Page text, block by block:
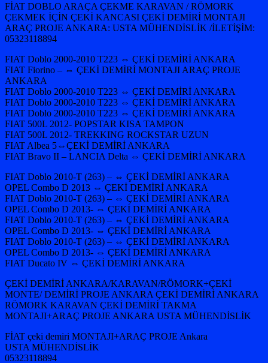
FİAT DOBLO ARAÇA ÇEKME KARAVAN / RÖMORK
ÇEKMEK İÇİN ÇEKİ KANCASI ÇEKİ DEMİRİ MONTAJI
ARAÇ PROJE ANKARA: USTA MÜHENDİSLİK /İLETİŞİM:
05323118894
FIAT Doblo 2000-2010 T223 ⇔ ÇEKİ DEMİRİ ANKARA
FIAT Fiorino – ⇔ ÇEKİ DEMİRİ MONTAJI ARAÇ PROJE
ANKARA
FIAT Doblo 2000-2010 T223 ⇔ ÇEKİ DEMİRİ ANKARA
FIAT Doblo 2000-2010 T223 ⇔ ÇEKİ DEMİRİ ANKARA
FIAT Doblo 2000-2010 T223 ⇔ ÇEKİ DEMİRİ ANKARA
FIAT 500L 2012- POPSTAR KISA TAMPON
FIAT 500L 2012- TREKKING ROCKSTAR UZUN
FIAT Albea 5⇔ÇEKİ DEMİRİ ANKARA
FIAT Bravo II – LANCIA Delta ⇔ ÇEKİ DEMİRİ ANKARA
FIAT Doblo 2010-T (263) – ⇔ ÇEKİ DEMİRİ ANKARA
OPEL Combo D 2013 ⇔ ÇEKİ DEMİRİ ANKARA
FIAT Doblo 2010-T (263) – ⇔ ÇEKİ DEMİRİ ANKARA
OPEL Combo D 2013- ⇔ ÇEKİ DEMİRİ ANKARA
FIAT Doblo 2010-T (263) – ⇔ ÇEKİ DEMİRİ ANKARA
OPEL Combo D 2013- ⇔ ÇEKİ DEMİRİ ANKARA
FIAT Doblo 2010-T (263) – ⇔ ÇEKİ DEMİRİ ANKARA
OPEL Combo D 2013- ⇔ ÇEKİ DEMİRİ ANKARA
FIAT Ducato IV ⇔ ÇEKİ DEMİRİ ANKARA
ÇEKİ DEMİRİ ANKARA/KARAVAN/RÖMORK+ÇEKİ
MONTE/ DEMİRİ PROJE ANKARA ÇEKİ DEMİRİ ANKARA
RÖMORK KARAVAN ÇEKİ DEMİRİ TAKMA
MONTAJI+ARAÇ PROJE ANKARA USTA MÜHENDİSLİK
FİAT çeki demiri MONTAJI+ARAÇ PROJE Ankara
USTA MÜHENDİSLİK
05323118894